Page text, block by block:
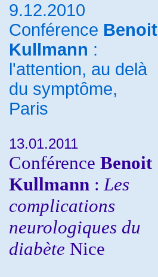
9.12.2010
Conférence Benoit
Kullmann :
l'attention, au delà
du symptôme,
Paris
13.01.2011
Conférence Benoit
Kullmann : Les
complications
neurologiques du
diabète Nice